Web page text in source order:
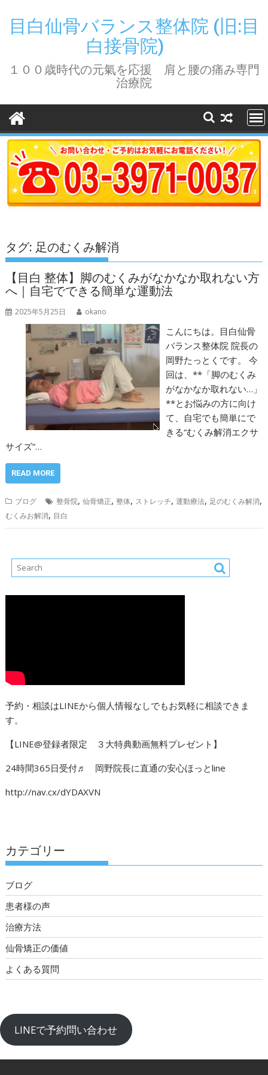
content
目白仙骨バランス整体院 (旧:目
白接骨院)
１００歳時代の元氣を応援 肩と腰の痛み専門
治療院
タグ: 足のむくみ解消
【目白 整体】脚のむくみがなかなか取れない方
へ｜自宅でできる簡単な運動法
2025年5月25日 okano
こんにちは。目白仙骨
バランス整体院 院長の
岡野たっとくです。 今
回は、**「脚のむくみ
がなかなか取れない…」
**とお悩みの方に向け
て、自宅でも簡単にで
きる“むくみ解消エクサ
サイズ”…
READ MORE
ブログ 整骨院,仙骨矯正,整体, ストレッチ,運動療法, 足のむくみ解消,
むくみお解消, 目白
予約・相談はLINEから個人情報なしでもお気軽に相談できま
す。
【LINE@登録者限定 ３大特典動画無料プレゼント】
24時間365日受付♬ 岡野院長に直通の安心ほっとline
http://nav.cx/dYDAXVN
カテゴリー
ブログ
患者様の声
治療方法
仙骨矯正の価値
よくある質問
LINEで予約問い合わせ